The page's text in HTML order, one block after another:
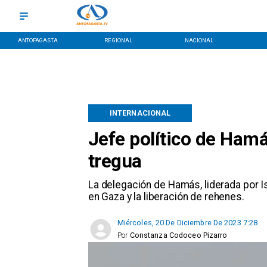
ANTOFAGASTA REGIONAL NACIONAL
Jefe político de
tregua
La delegación de Hamás, liderada por
en Gaza y la liberación de rehenes.
INTERNACIONAL
Miércoles, 20 De Diciembre De 2023 7:28
Constanza Codoceo Pizarro
Por